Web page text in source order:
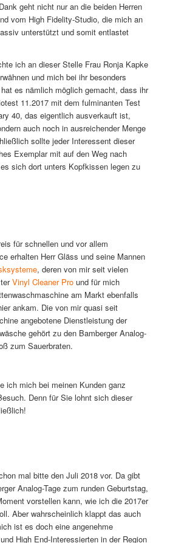
geht nicht nur an die beiden Herren
vom High Fidelity-Studio, die mich an
unterstützt und somit entlastet
ich an dieser Stelle Frau Ronja Kapke
und mich bei ihr besonders
es nämlich möglich gemacht, dass ihr
11.2017 mit dem fulminanten Test
40, das eigentlich ausverkauft ist,
auch noch in ausreichender Menge
sollte jeder Interessent dieser
Exemplar mit auf den Weg nach
sich dort unters Kopfkissen legen zu
für schnellen und vor allem
erhalten Herr Gläss und seine Mannen
, deren von mir seit vielen
Vinyl Cleaner Pround für mich
am Markt ebenfalls
ankam. Die von mir quasi seit
angebotene Dienstleistung der
gehört zu den Bamberger Analog-
zum Sauerbraten.
ich mich bei meinen Kunden ganz
Denn für Sie lohnt sich dieser
mal bitte den Juli 2018 vor. Da gibt
Analog-Tage zum runden Geburtstag,
vorstellen kann, wie ich die 2017er
Aber wahrscheinlich klappt das auch
ist es doch eine angenehme
High End-Interessierten in der Region